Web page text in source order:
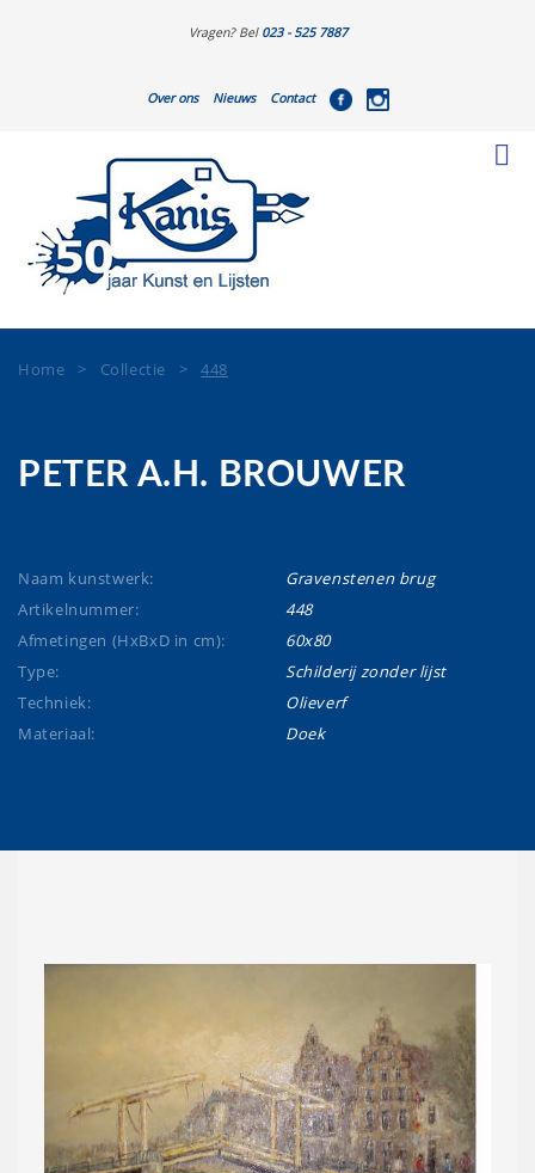
Vragen? Bel 023 - 525 7887
Over ons Nieuws Contact
Home > Collectie >448
PETER A.H. BROUWER
Naam kunstwerk:
Gravenstenen brug
Artikelnummer:
448
Afmetingen (HxBxD in cm):
60x80
Type:
Schilderij zonder lijst
Techniek:
Olieverf
Materiaal:
Doek